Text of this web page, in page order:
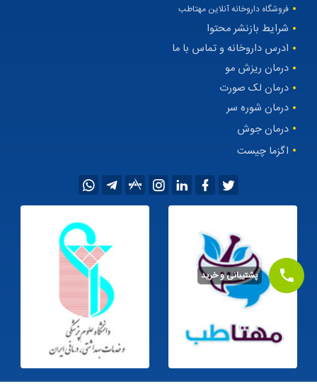
فروشگاه داروخانه آنلاین مهتاطب
شرایط بازنشر محتوا
ادرس داروخانه و تماس با ما
درمان ریزش مو
درمان لک صورت
درمان شوره سر
درمان جوش
اگزما چیست
پشتیبانی و خرید